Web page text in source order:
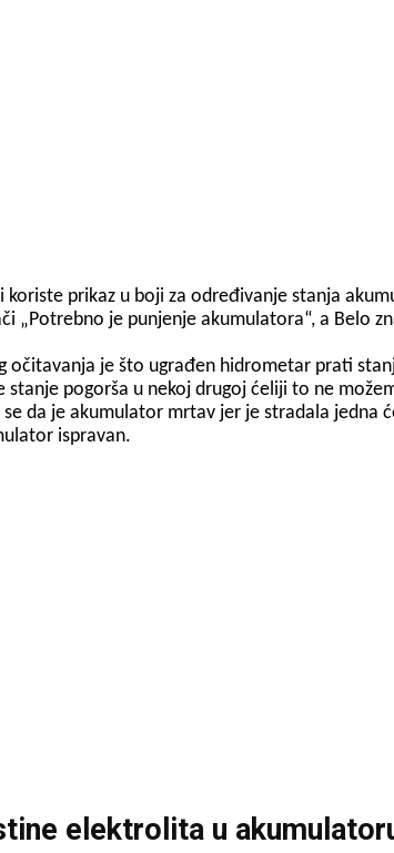
prikaz u boji za određivanje stanja
„Potrebno je punjenje akumulatora“, a Belo
očitavanja je što ugrađen hidrometar prati
stanje pogorša u nekoj drugoj ćeliji to ne
da je akumulator mrtav jer je stradala jedna
ispravan.
elektrolita u